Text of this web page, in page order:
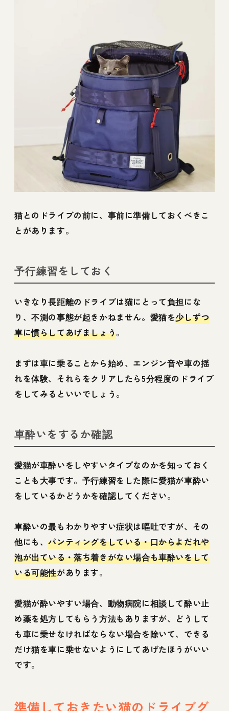
猫とのドライブの前に、事前に準備しておくべきこ
とがあります。
予行練習をしておく
いきなり長距離のドライブは猫にとって負担にな
り、不測の事態が起きかねません。愛猫を少しずつ
車に慣らしてあげましょう。
まずは車に乗ることから始め、エンジン音や車の揺
れを体験、それらをクリアしたら5分程度のドライブ
をしてみるといいでしょう。
車酔いをするか確認
愛猫が車酔いをしやすいタイプなのかを知っておく
ことも大事です。予行練習をした際に愛猫が車酔い
をしているかどうかを確認してください。
車酔いの最もわかりやすい症状は嘔吐ですが、その
他にも、パンティングをしている・口からよだれや
泡が出ている・落ち着きがない場合も車酔いをして
いる可能性があります。
愛猫が酔いやすい場合、動物病院に相談して酔い止
め薬を処方してもらう方法もありますが、どうして
も車に乗せなければならない場合を除いて、できる
だけ猫を車に乗せないようにしてあげたほうがいい
です。
準備しておきたい猫のドライブグ